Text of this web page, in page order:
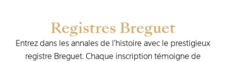
Registres Breguet
Entrez dans les annales de l’histoire avec le prestigieux
registre Breguet. Chaque inscription témoigne de